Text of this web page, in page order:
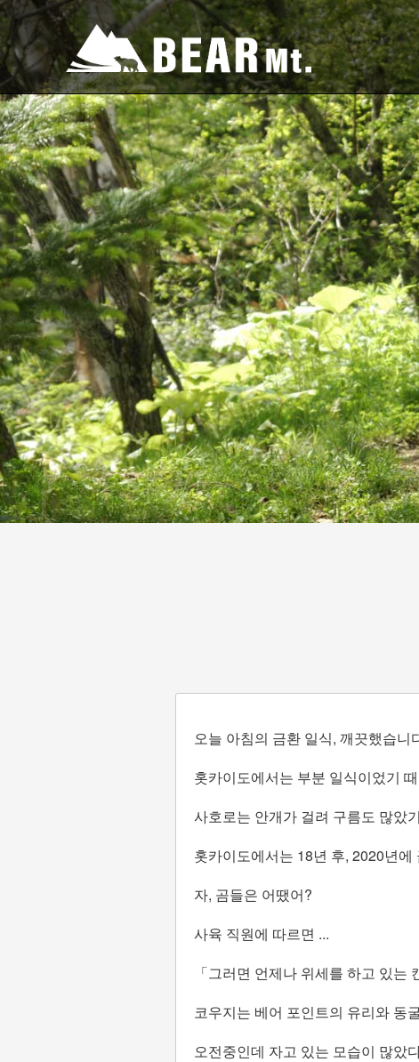
오늘 아침의 금환 일식, 깨끗했습니
홋카이도에서는 부분 일식이었기
사호로는 안개가 걸려 구름도 많았
홋카이도에서는 18년 후, 2020년
자, 곰들은 어땠어?
사육 직원에 따르면 ...
「그러면 언제나 위세를 하고 있
코우지는 베어 포인트의 유리와 동
오전중인데 자고 있는 모습이 많았